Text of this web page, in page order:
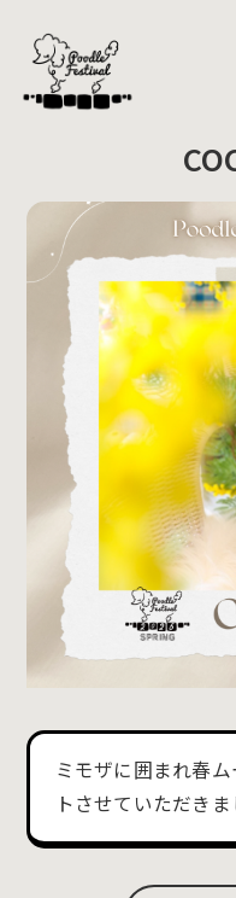
ミモザに囲まれ春
トさせていただきま